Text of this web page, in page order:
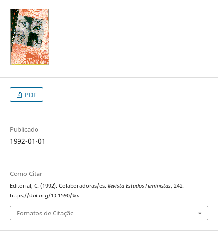
PDF
Publicado
1992-01-01
Como Citar
Editorial, C. (1992). Colaboradoras/es. Revista Estudos Feministas, 242.
https://doi.org/10.1590/%x
Fomatos de Citação